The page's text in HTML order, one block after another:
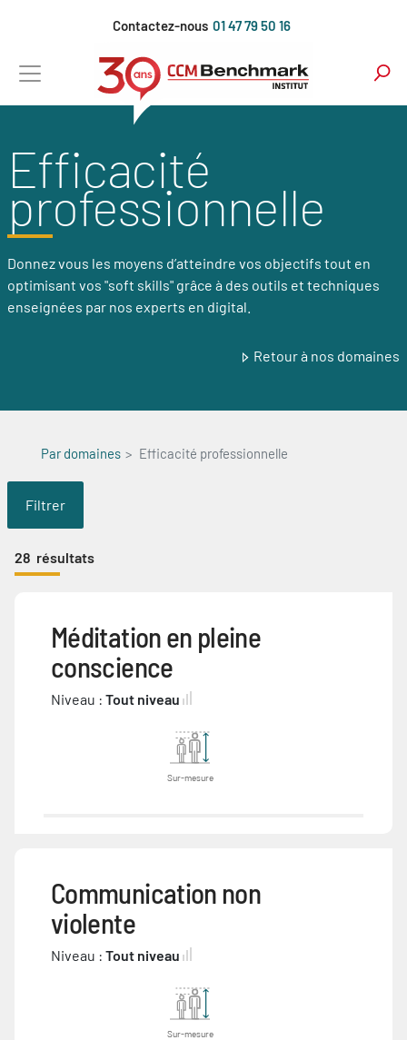
principal
Contactez-nous 01 47 79 50 16
Efficacité
professionnelle
Donnez vous les moyens d’atteindre vos objectifs tout en
optimisant vos "soft skills" grâce à des outils et techniques
enseignées par nos experts en digital.
Retour à nos domaines
Par domaines Efficacité professionnelle
Filtrer
28 résultats
Méditation en pleine
conscience
Niveau : Tout niveau
Sur-mesure
Communication non
violente
Niveau : Tout niveau
Sur-mesure